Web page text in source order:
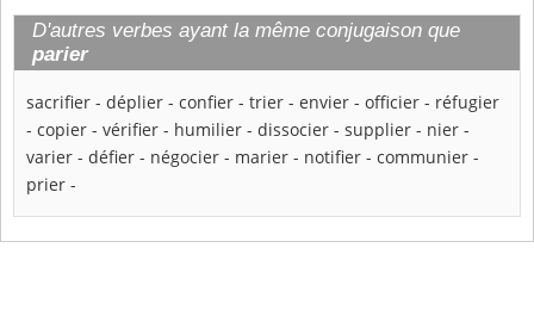
D'autres verbes ayant la même conjugaison que
parier
sacrifier - déplier - confier - trier - envier - officier - réfugier
- copier - vérifier - humilier - dissocier - supplier - nier -
varier - défier - négocier - marier - notifier - communier -
prier -